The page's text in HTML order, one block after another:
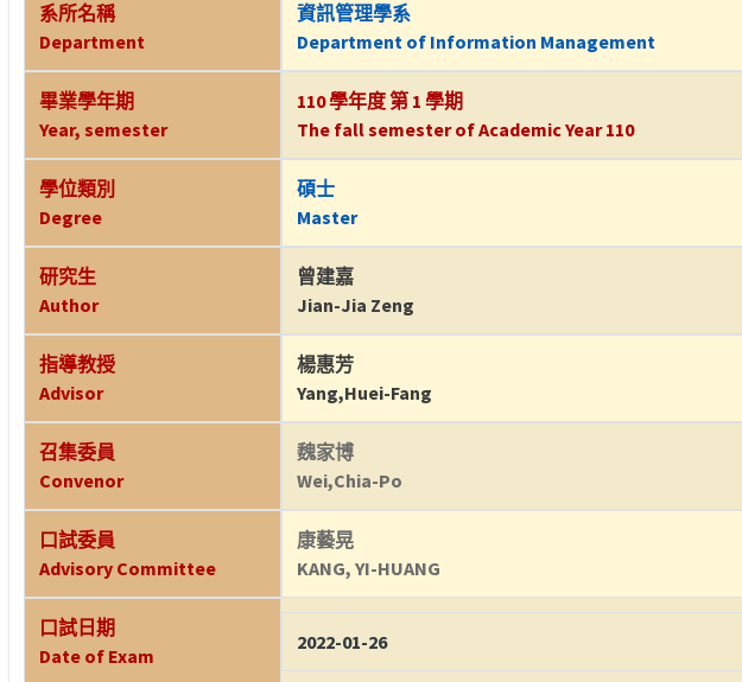
系所名稱
Department
資訊管理學系
Department of Information Management
畢業學年期
Year, semester
110 學年度 第 1 學期
The fall semester of Academic Year 110
學位類別
Degree
碩士
Master
研究生
Author
曾建嘉
Jian-Jia Zeng
指導教授
Advisor
楊惠芳
Yang,Huei-Fang
召集委員
Convenor
魏家博
Wei,Chia-Po
口試委員
Advisory Committee
康藝晃
KANG, YI-HUANG
口試日期
Date of Exam
2022-01-26